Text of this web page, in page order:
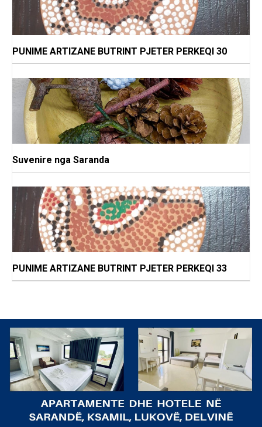
PUNIME ARTIZANE BUTRINT PJETER PERKEQI 30
Suvenire nga Saranda
PUNIME ARTIZANE BUTRINT PJETER PERKEQI 33